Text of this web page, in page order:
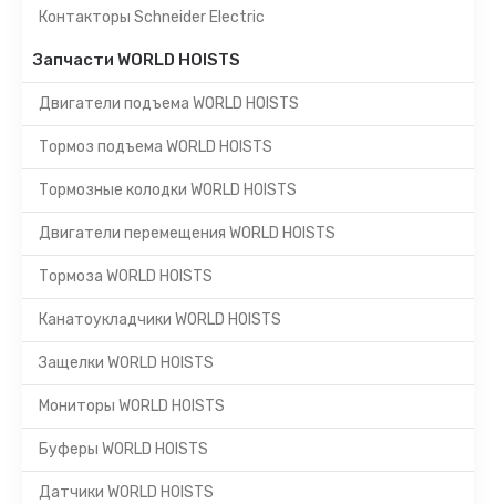
Контакторы Schneider Electric
Запчасти WORLD HOISTS
Двигатели подъема WORLD HOISTS
Тормоз подъема WORLD HOISTS
Тормозные колодки WORLD HOISTS
Двигатели перемещения WORLD HOISTS
Тормоза WORLD HOISTS
Канатоукладчики WORLD HOISTS
Защелки WORLD HOISTS
Мониторы WORLD HOISTS
Буферы WORLD HOISTS
Датчики WORLD HOISTS